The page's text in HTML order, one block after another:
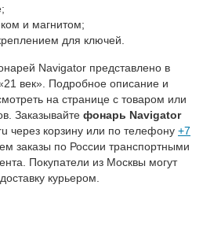
и магнитом;
для ключей.
Navigator представлено в
век». Подробное описание и
на странице с товаром или
Заказывайте фонарь Navigator
через корзину или по телефону +7
заказы по России транспортными
Покупатели из Москвы могут
курьером.